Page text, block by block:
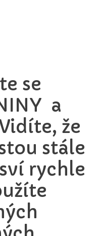
se
a
že
stále
rychle